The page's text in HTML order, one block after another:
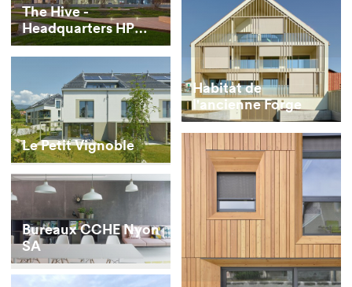
The Hive -
Headquarters HP
Inc. et HP Enterprise
Habitat de
l'ancienne Forge
Le Petit Vignoble
Bureaux CCHE Nyon
SA